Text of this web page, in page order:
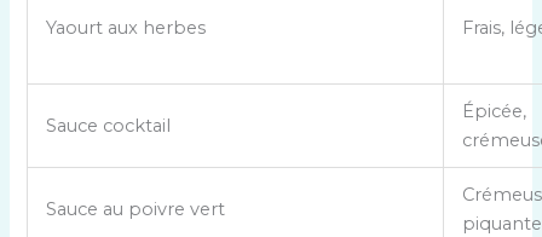
n
Yaourt aux herbes Frais,
Sauce cocktail
Épicée,
Sauce au poivre vert
piquante